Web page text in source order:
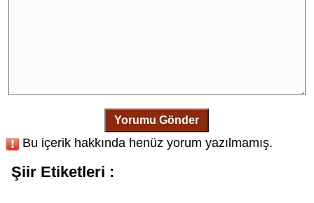
Yorumu Gönder
Bu içerik hakkında henüz yorum yazılmamış.
Şiir Etiketleri :